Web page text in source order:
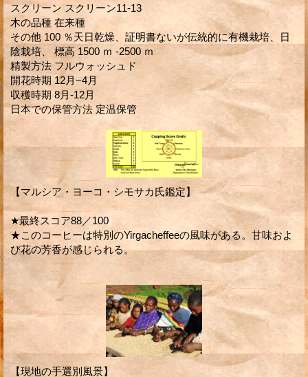
スクリーン スクリーン11-13
木の品種 在来種
その他 100 ％天日乾燥、証明書ないが伝統的に有機栽培、日
陰栽培、 標高 1500 ｍ -2500 ｍ
精製方法 フルウォッシュド
開花時期 12月−4月
収穫時期 8月-12月
日本での保管方法 定温保管
【マルシア・ヨーコ・シモサカ氏鑑定】
★最終スコア88／100
★このコーヒーは特別のYirgacheffeeの風味がある。甘味およ
び花の芳香が感じられる。
【現地の手選別風景】